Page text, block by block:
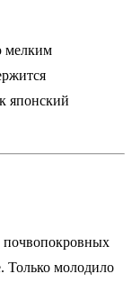
мелким
японский
почвопокровных
Только молодило